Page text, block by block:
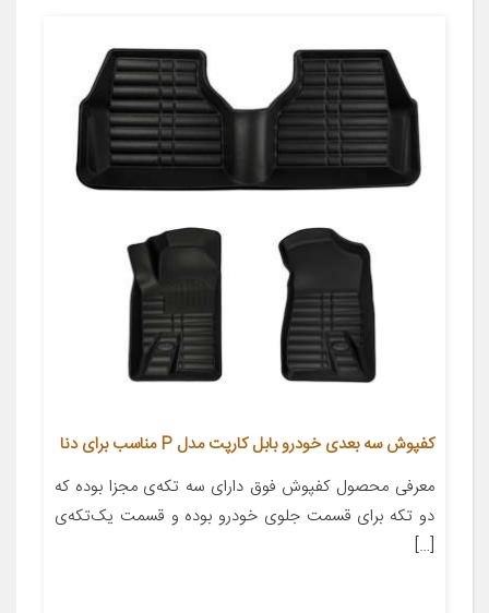
کفپوش سه بعدی خودرو بابل کارپت مدل P مناسب برای دنا
معرفی محصول کفپوش فوق دارای سه تکه‌ی مجزا بوده که
دو تکه برای قسمت جلوی خودرو بوده و قسمت یک‌تکه‌ی
[…]